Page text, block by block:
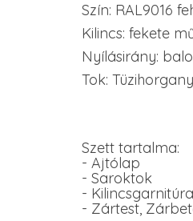
Szín: RAL9016
Kilincs: fekete
Nyílásirány:
Tok:
Szett tartalma:
- Ajtólap
- Saroktok
- Kilincsgarnitúra
- Zártest,